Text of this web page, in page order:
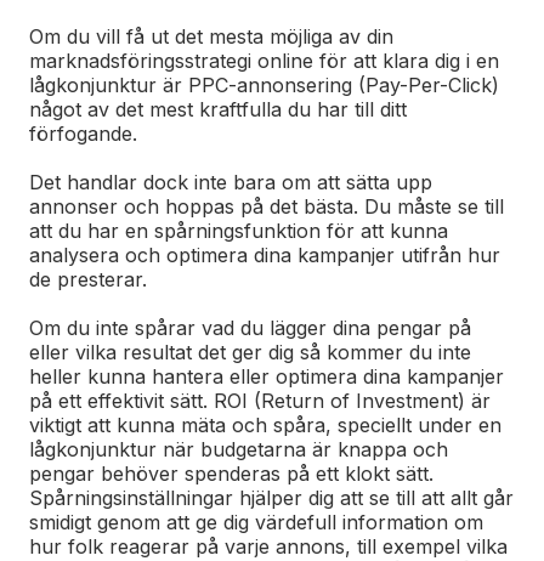
Om du vill få ut det mesta möjliga av din
marknadsföringsstrategi online för att klara dig i en
lågkonjunktur är PPC-annonsering (Pay-Per-Click)
något av det mest kraftfulla du har till ditt
förfogande.
Det handlar dock inte bara om att sätta upp
annonser och hoppas på det bästa. Du måste se till
att du har en spårningsfunktion för att kunna
analysera och optimera dina kampanjer utifrån hur
de presterar.
Om du inte spårar vad du lägger dina pengar på
eller vilka resultat det ger dig så kommer du inte
heller kunna hantera eller optimera dina kampanjer
på ett effektivit sätt. ROI (Return of Investment) är
viktigt att kunna mäta och spåra, speciellt under en
lågkonjunktur när budgetarna är knappa och
pengar behöver spenderas på ett klokt sätt.
Spårningsinställningar hjälper dig att se till att allt går
smidigt genom att ge dig värdefull information om
hur folk reagerar på varje annons, till exempel vilka